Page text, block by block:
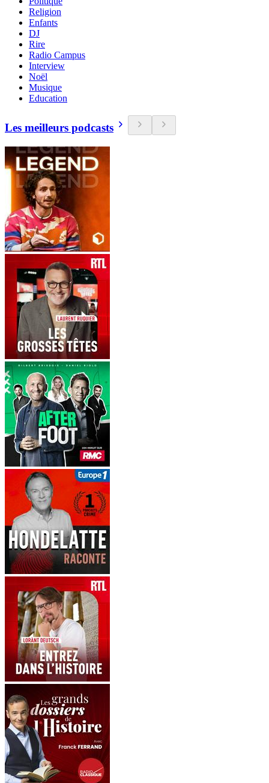
Religion
Enfants
DJ
Rire
Radio Campus
Interview
Noël
Musique
Education
Les meilleurs podcasts